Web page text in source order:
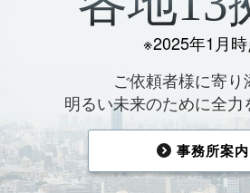
※2025年1月
ご依頼者様に寄り
明るい未来のために全力
事務所案内